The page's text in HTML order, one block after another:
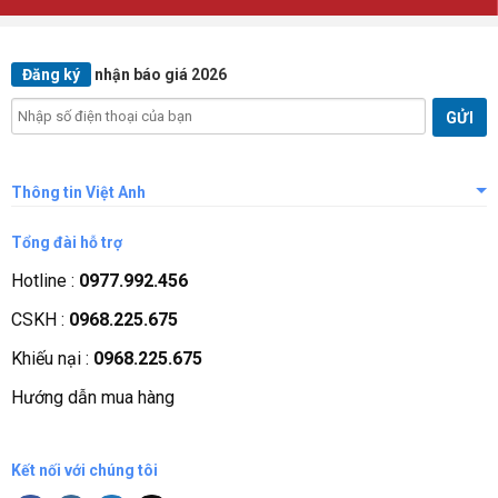
Đăng ký nhận báo giá 2026
Thông tin Việt Anh
Giới thiệu công ty
Tầm nhìn sứ mệnh
Quá trình phát triển
Các chứng nhận
Liên hệ, góp ý
Tổng đài hỗ trợ
Hotline : 0977.992.456
CSKH : 0968.225.675
Khiếu nại : 0968.225.675
Hướng dẫn mua hàng
Kết nối với chúng tôi